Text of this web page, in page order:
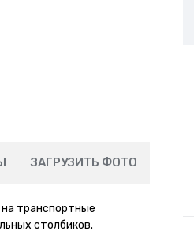
ЗАГРУЗИТЬ ФОТО
транспортные
столбиков.